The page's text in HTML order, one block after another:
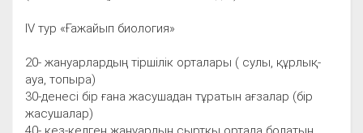
ІV тур «Ғажайып биология»
20- жануарлардың тіршілік орталары ( сулы, құрлық-
ауа, топыра)
30-денесі бір ғана жасушадан тұратын ағзалар (бір
жасушалар)